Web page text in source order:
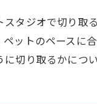
タジオで切り取
ットのペースに
切り取るかにつ